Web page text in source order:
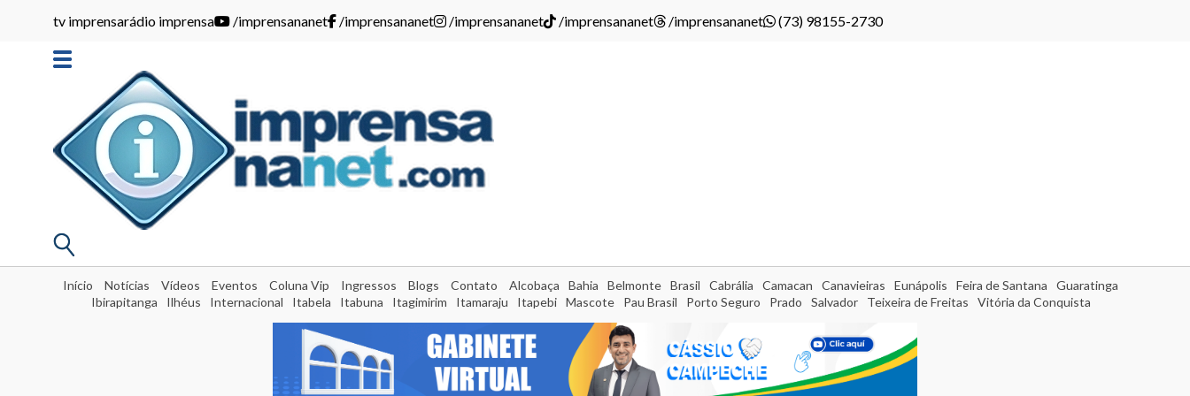
tv imprensarádio imprensa /imprensananet /imprensananet /imprensananet /imprensananet /imprensananet (73) 98155-2730
Início Notícias Vídeos Eventos Coluna Vip Ingressos Blogs Contato Alcobaça Bahia Belmonte Brasil Cabrália Camacan Canavieiras Eunápolis Feira de Santana
Guaratinga
Ibirapitanga
Ilhéus Internacional Itabela Itabuna Itagimirim Itamaraju Itapebi Mascote Pau Brasil Porto Seguro Prado Salvador Teixeira de Freitas Vitória da Conquista